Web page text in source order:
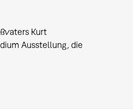
Kurt
Ausstellung, die